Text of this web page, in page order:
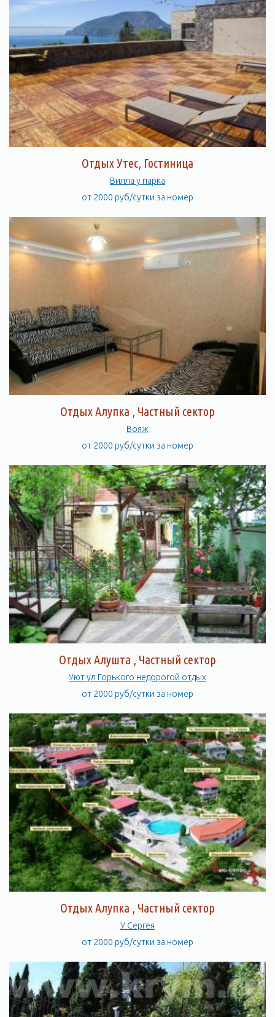
Отдых Утес, Гостиница
Вилла у парка
от 2000 руб/сутки за номер
Отдых Алупка , Частный сектор
Вояж
от 2000 руб/сутки за номер
Отдых Алушта , Частный сектор
Уют ул Горького недорогой отдых
от 2000 руб/сутки за номер
Отдых Алупка , Частный сектор
У Сергея
от 2000 руб/сутки за номер